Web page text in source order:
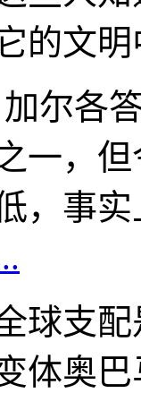
的文
尔各
一，
，事
球支
体奥